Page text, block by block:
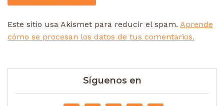
Este sitio usa Akismet para reducir el spam. Aprende
cómo se procesan los datos de tus comentarios.
Síguenos en